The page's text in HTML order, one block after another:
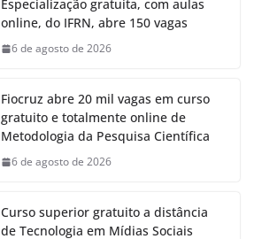
Especialização gratuita, com aulas
online, do IFRN, abre 150 vagas
6 de agosto de 2026
Fiocruz abre 20 mil vagas em curso
gratuito e totalmente online de
Metodologia da Pesquisa Científica
6 de agosto de 2026
Curso superior gratuito a distância
de Tecnologia em Mídias Sociais